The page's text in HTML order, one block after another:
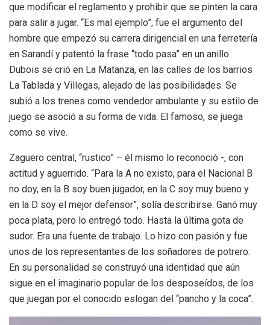
que modificar el reglamento y prohibir que se pinten la cara
para salir a jugar. “Es mal ejemplo”, fue el argumento del
hombre que empezó su carrera dirigencial en una ferretería
en Sarandí y patentó la frase “todo pasa” en un anillo.
Dubois se crió en La Matanza, en las calles de los barrios
La Tablada y Villegas, alejado de las posibilidades. Se
subió a los trenes como vendedor ambulante y su estilo de
juego se asoció a su forma de vida. El famoso, se juega
como se vive.
Zaguero central, “rustico” – él mismo lo reconoció -, con
actitud y aguerrido. “Para la A no existo, para el Nacional B
no doy, en la B soy buen jugador, en la C soy muy bueno y
en la D soy el mejor defensor”, solía describirse. Ganó muy
poca plata, pero lo entregó todo. Hasta la última gota de
sudor. Era una fuente de trabajo. Lo hizo con pasión y fue
unos de los representantes de los soñadores de potrero.
En su personalidad se construyó una identidad que aún
sigue en el imaginario popular de los desposeídos, de los
que juegan por el conocido eslogan del “pancho y la coca”.